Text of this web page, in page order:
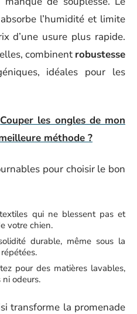
l’humidité et limite
d’une usure plus rapide.
combinent robustesse
idéales pour les
Couper les ongles de mon
méthode ?
pour choisir le bon
qui ne blessent pas et
votre chien.
durable, même sous la
pour des matières lavables,
odeurs.
transforme la promenade